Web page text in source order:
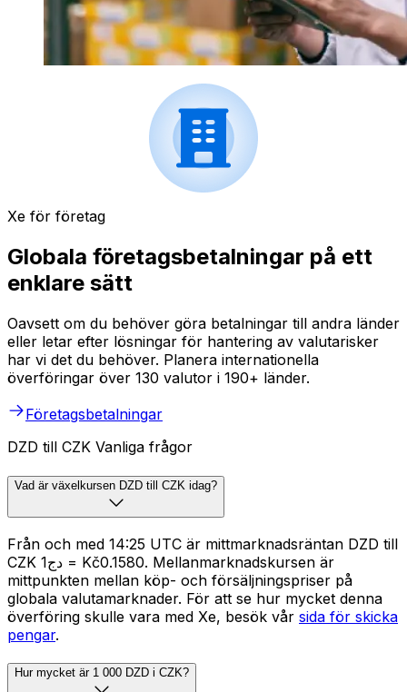
Xe för företag
Globala företagsbetalningar på ett
enklare sätt
Oavsett om du behöver göra betalningar till andra länder
eller letar efter lösningar för hantering av valutarisker
har vi det du behöver. Planera internationella
överföringar över 130 valutor i 190+ länder.
Företagsbetalningar
DZD till CZK Vanliga frågor
Vad är växelkursen DZD till CZK idag?
Från och med 14:25 UTC är mittmarknadsräntan DZD till
CZK دج1 = Kč0.1580. Mellanmarknadskursen är
mittpunkten mellan köp- och försäljningspriser på
globala valutamarknader. För att se hur mycket denna
överföring skulle vara med Xe, besök vår sida för skicka
pengar.
Hur mycket är 1 000 DZD i CZK?